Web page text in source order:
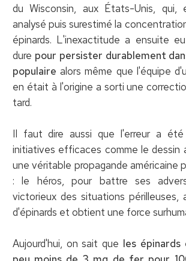
du Wisconsin, aux États-Unis, qui,
analysé puis surestimé la
épinards. L'inexactitude a ensuite
dure pour persister durablement
populaire alors même que l'équipe
en était à l'origine a sorti une
tard.
Il faut dire aussi que l'erreur a
initiatives efficaces comme le dessin
une véritable propagande américaine
: le héros, pour battre ses
victorieux des situations périlleuses,
d'épinards et obtient une force
Aujourd'hui, on sait que les épinards